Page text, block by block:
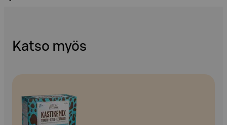
Katso myös